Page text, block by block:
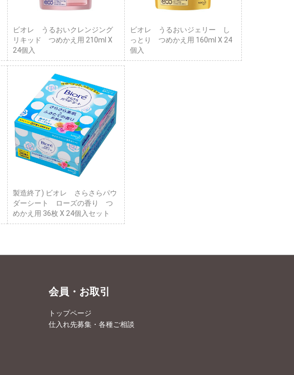
ビオレ うるおいクレンジング
リキッド つめかえ用 210ml X
24個入
ビオレ うるおいジェリー し
っとり つめかえ用 160ml X 24
個入
製造終了) ビオレ さらさらパウ
ダーシート ローズの香り つ
めかえ用 36枚 X 24個入セット
会員・お取引
トップページ
仕入れ先募集・各種ご相談